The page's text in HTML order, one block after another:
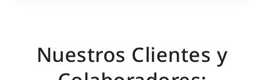
Nuestros Clientes y